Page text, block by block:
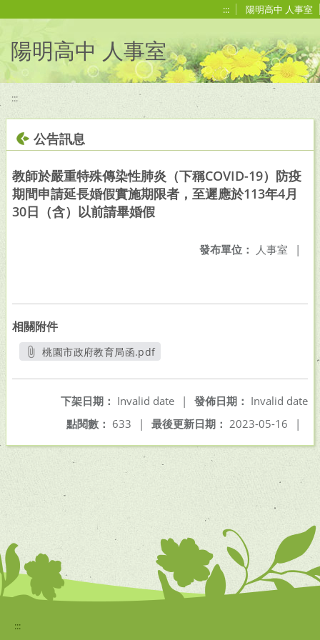
::: 陽明高中 人事室
陽明高中 人事室
:::
公告訊息
教師於嚴重特殊傳染性肺炎（下稱COVID-19）防疫
期間申請延長婚假實施期限者，至遲應於113年4月
30日（含）以前請畢婚假
發布單位： 人事室 |
相關附件
桃園市政府教育局函.pdf
發佈日期： Invalid date
下架日期： Invalid date
|
最後更新日期： 2023-05-16 |
點閱數： 633 |
:::